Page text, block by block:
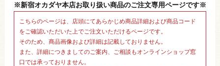
※新宿オカダヤ本店お取り扱い商品のご注文専用ページです※
こちらのページは、店頭にてあらかじめ商品詳細および商品コード
をご確認いただいた上でご注文いただけるページです。
そのため、商品画像および詳細は記載しておりません。
また、詳細につきましてのご案内、ご相談もオンラインショップ窓
口では承っておりません。